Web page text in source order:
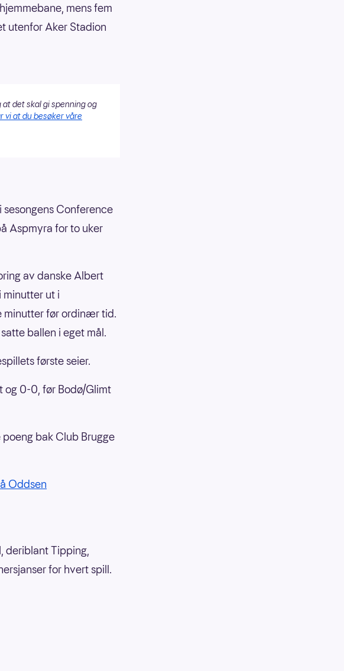
mens fem
utenfor Aker Stadion
det skal gi spenning og
vi at du besøker våre
Conference
Aspmyra for to uker
av danske Albert
ut i
minutter før ordinær tid.
ballen i eget mål.
første seier.
og 0-0, før Bodø/Glimt
bak Club Brugge
Oddsen
deriblant Tipping,
for hvert spill.